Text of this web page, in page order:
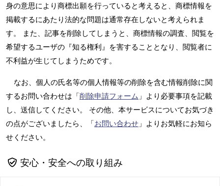
身の意思により商標出願を行っていると考えると、商標情報を
掲載するにあたり法的な問題は通常存在しないと考えられま
す。 また、記事を削除してしまうと、商標情報の調査、閲覧を
希望するユーザの『知る権利』を害することとなり、閲覧者に
不利益が生じてしまうためです。
なお、個人の氏名等の個人情報等の削除を含む情報削除に関
するお問い合わせは「削除申請フォーム 」より必要事項を記載
し、送信してください。 その他、本サービスについてお気づき
の点がございましたら、「お問い合わせ 」よりお気軽にお知ら
せください。
安心・安全への取り組み